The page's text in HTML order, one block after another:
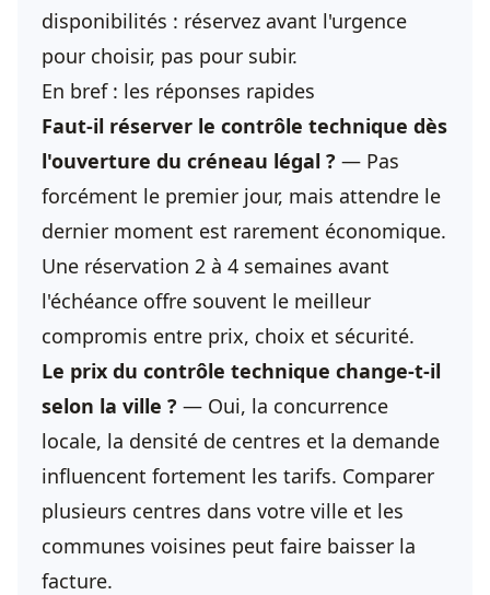
disponibilités : réservez avant l'urgence
pour choisir, pas pour subir.
En bref : les réponses rapides
Faut-il réserver le contrôle technique dès
l'ouverture du créneau légal ? — Pas
forcément le premier jour, mais attendre le
dernier moment est rarement économique.
Une réservation 2 à 4 semaines avant
l'échéance offre souvent le meilleur
compromis entre prix, choix et sécurité.
Le prix du contrôle technique change-t-il
selon la ville ? — Oui, la concurrence
locale, la densité de centres et la demande
influencent fortement les tarifs. Comparer
plusieurs centres dans votre ville et les
communes voisines peut faire baisser la
facture.